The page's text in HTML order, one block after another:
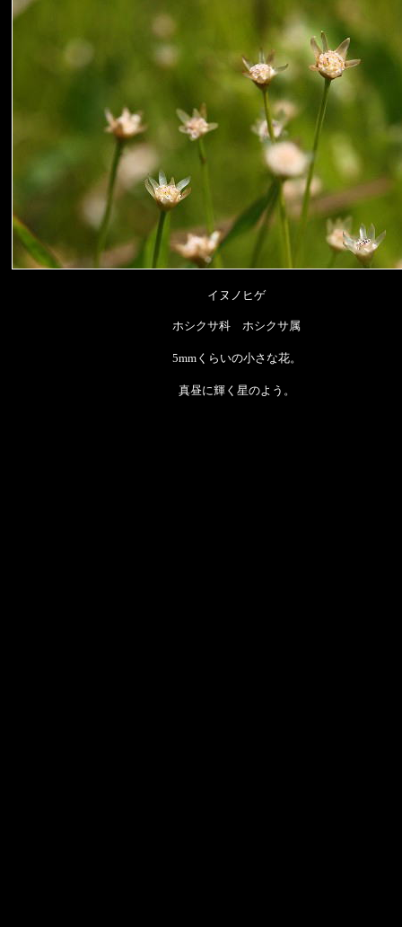
イヌノヒゲ
ホシクサ科 ホシクサ属
5mmくらいの小さな花。
真昼に輝く星のよう。